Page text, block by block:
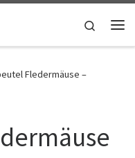
Search
Fledermäuse –